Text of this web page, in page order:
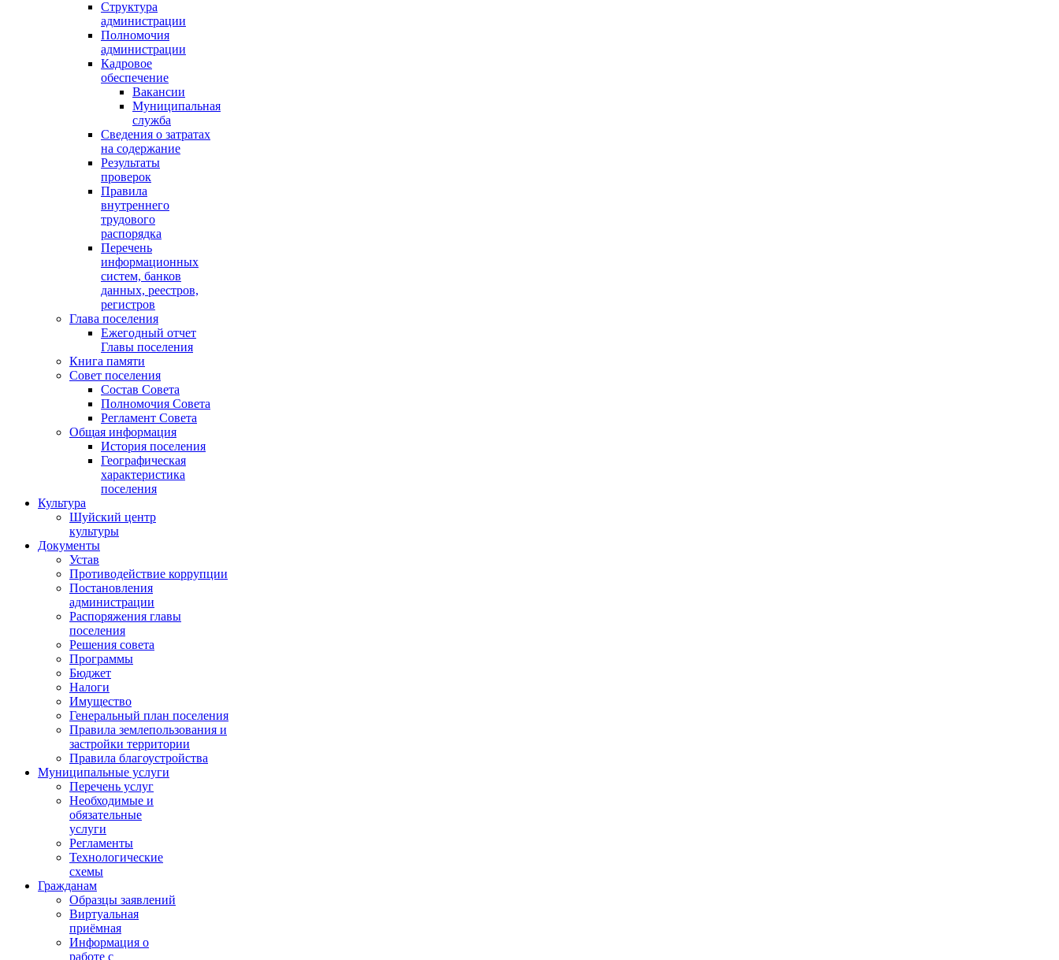
Структура
администрации
Полномочия
администрации
Кадровое
обеспечение
Вакансии
Муниципальная
служба
Сведения о затратах
на содержание
Результаты
проверок
Правила
внутреннего
трудового
распорядка
Перечень
информационных
систем, банков
данных, реестров,
регистров
Глава поселения
Ежегодный отчет
Главы поселения
Книга памяти
Совет поселения
Состав Совета
Полномочия Совета
Регламент Совета
Общая информация
История поселения
Географическая
характеристика
поселения
Культура
Шуйский центр
культуры
Документы
Устав
Противодействие коррупции
Постановления
администрации
Распоряжения главы
поселения
Решения совета
Программы
Бюджет
Налоги
Имущество
Генеральный план поселения
Правила землепользования и
застройки территории
Правила благоустройства
Муниципальные услуги
Перечень услуг
Необходимые и
обязательные
услуги
Регламенты
Технологические
схемы
Гражданам
Образцы заявлений
Виртуальная
приёмная
Информация о
работе с